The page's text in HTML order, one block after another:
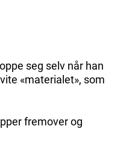
seg selv når han
«materialet», som
fremover og